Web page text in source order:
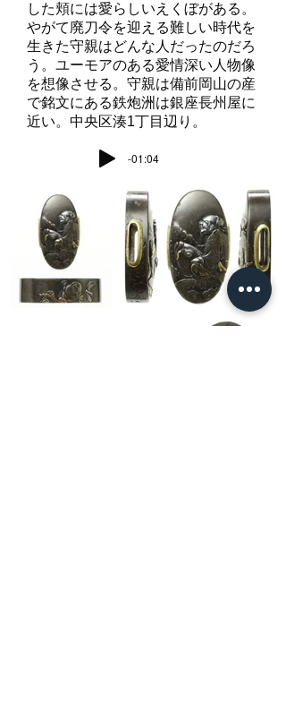
した頬には愛らしいえくぼがある。
やがて廃刀令を迎える難しい時代を
生きた守親はどんな人だったのだろ
う。ユーモアのある愛情深い人物像
を想像させる。守親は備前岡山の産
で銘文にある鉄炮洲は銀座長州屋に
近い。中央区湊1丁目辺り。
-01:04